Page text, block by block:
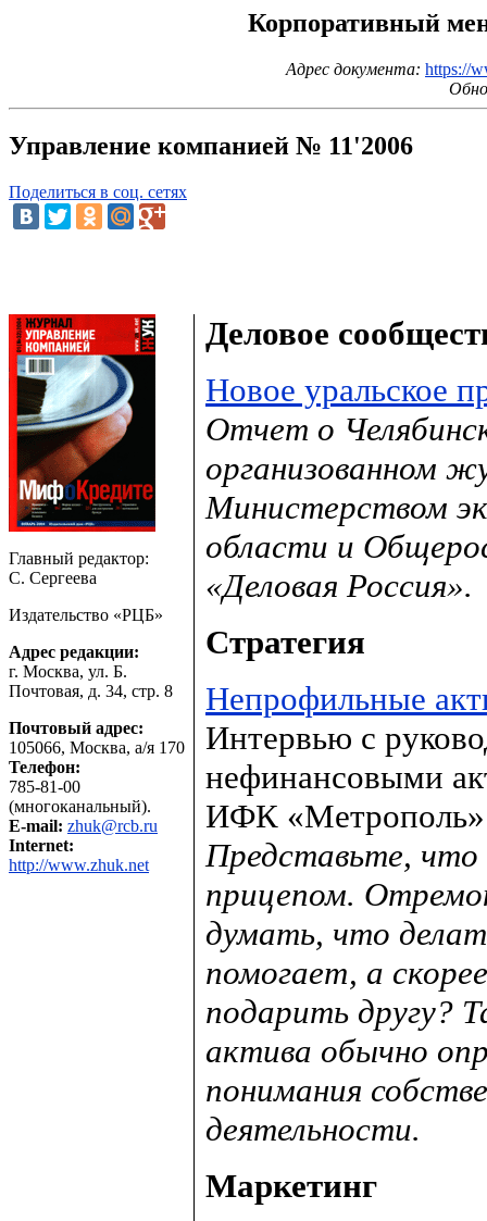
Корпоративный
Адрес документа: https://
Управление компанией № 11'2006
Поделиться в соц. сетях
Главный редактор:
С. Сергеева
Издательство «РЦБ»
Адрес редакции:
г. Москва, ул. Б.
Почтовая, д. 34, стр. 8
Почтовый адрес:
105066, Москва, а/я 170
Телефон:
785-81-00
(многоканальный).
E-mail: zhuk@rcb.ru
Internet:
http://www.zhuk.net
Деловое
Новое уральское
Отчет о
организованном
Министерством
области и
«Деловая Россия».
Стратегия
Непрофильные
Интервью с
нефинансовыми
ИФК
Представьте, что
прицепом.
думать, что
помогает, а
подарить другу?
актива обычно
понимания
деятельности.
Маркетинг